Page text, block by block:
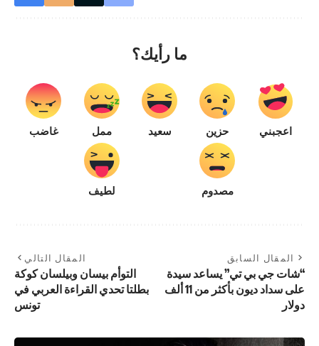
ما رأيك؟
اعجبني حزين سعيد ممل غاضب
مصدوم لطيف
المقال السابق
“شات جي بي تي” يساعد سيدة
على سداد ديون بأكثر من 11 ألف
دولار
المقال التالي
التوأم بيسان وبيلسان كوكة
بطلتا تحدي القراءة العربي في
تونس